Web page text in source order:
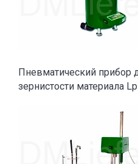
Пневматический прибор
зернистости материала